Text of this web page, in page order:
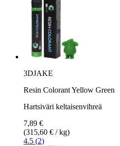
3DJAKE
Resin Colorant Yellow Green
Hartsiväri keltaisenvihreä
7,89 €
(315,60 € / kg)
4.5 (2)